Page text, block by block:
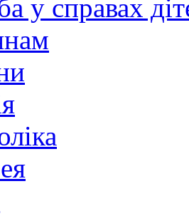
у справах